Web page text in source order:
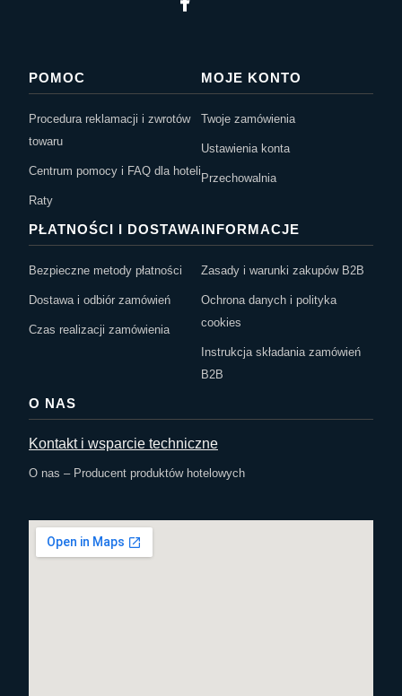
POMOC
Procedura reklamacji i zwrotów
towaru
Centrum pomocy i FAQ dla hoteli
Raty
MOJE KONTO
Twoje zamówienia
Ustawienia konta
Przechowalnia
PŁATNOŚCI I DOSTAWA
Bezpieczne metody płatności
Dostawa i odbiór zamówień
Czas realizacji zamówienia
INFORMACJE
Zasady i warunki zakupów B2B
Ochrona danych i polityka
cookies
Instrukcja składania zamówień
B2B
O NAS
Kontakt i wsparcie techniczne
O nas – Producent produktów hotelowych